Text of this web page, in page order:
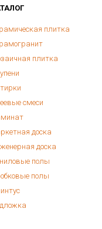
плитка
плитка
смеси
доска
доска
полы
полы